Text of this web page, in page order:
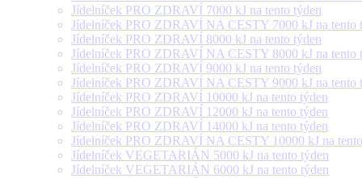
Jídelníček PRO ZDRAVÍ 7000 kJ na tento týden
Jídelníček PRO ZDRAVÍ NA CESTY 7000 kJ na tento
Jídelníček PRO ZDRAVÍ 8000 kJ na tento týden
Jídelníček PRO ZDRAVÍ NA CESTY 8000 kJ na tento
Jídelníček PRO ZDRAVÍ 9000 kJ na tento týden
Jídelníček PRO ZDRAVÍ NA CESTY 9000 kJ na tento
Jídelníček PRO ZDRAVÍ 10000 kJ na tento týden
Jídelníček PRO ZDRAVÍ 12000 kJ na tento týden
Jídelníček PRO ZDRAVÍ 14000 kJ na tento týden
Jídelníček PRO ZDRAVÍ NA CESTY 10000 kJ na
Jídelníček VEGETARIÁN 5000 kJ na tento týden
Jídelníček VEGETARIÁN 6000 kJ na tento týden